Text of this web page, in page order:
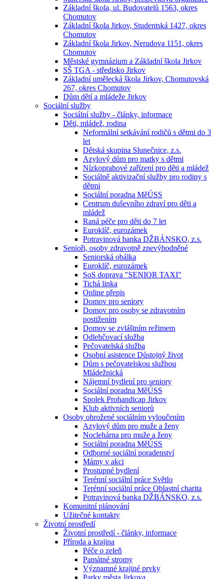
Základní škola, ul. Budovatelů 1563, okres
Chomutov
Základní škola Jirkov, Studentská 1427, okres
Chomutov
Základní škola Jirkov, Nerudova 1151, okres
Chomutov
Městské gymnázium a Základní škola Jirkov
SŠ TGA - středisko Jirkov
Základní umělecká škola Jirkov, Chomutovská
267, okres Chomutov
Dům dětí a mládeže Jirkov
Sociální služby
Sociální služby - články, informace
Děti, mládež, rodina
Neformální setkávání rodičů s dětmi do 3
let
Dětská skupina Slunečnice, z.s.
Azylový dům pro matky s dětmi
Nízkoprahové zařízení pro děti a mládež
Sociálně aktivizační služby pro rodiny s
dětmi
Sociální poradna MěÚSS
Centrum duševního zdraví pro děti a
mládež
Raná péče pro děti do 7 let
Euroklíč, eurozámek
Potravinová banka DŽBÁNSKO, z.s.
Senioři, osoby zdravotně znevýhodněné
Seniorská obálka
Euroklíč, eurozámek
SoS doprava "SENIOR TAXI"
Tichá linka
Online přepis
Domov pro seniory
Domov pro osoby se zdravotním
postižením
Domov se zvláštním režimem
Odlehčovací služba
Pečovatelská služba
Osobní asistence Důstojný život
Dům s pečovatelskou službou
Mládežnická
Nájemní bydlení pro seniory
Sociální poradna MěÚSS
Spolek Prohandicap Jirkov
Klub aktivních seniorů
Osoby ohrožené sociálním vyloučením
Azylový dům pro muže a ženy
Noclehárna pro muže a ženy
Sociální poradna MěÚSS
Odborné sociální poradenství
Mámy v akci
Prostupné bydlení
Terénní sociální práce Světlo
Terénní sociální práce Oblastní charita
Potravinová banka DŽBÁNSKO, z.s.
Komunitní plánování
Užitečné kontakty
Životní prostředí
Životní prostředí - články, informace
Příroda a krajina
Péče o zeleň
Památné stromy
Významné krajiné prvky
Parky města Jirkova